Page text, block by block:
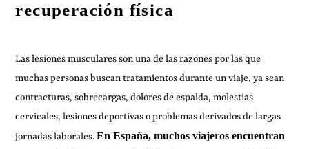
recuperación física
Las lesiones musculares son una de las razones por las que
muchas personas buscan tratamientos durante un viaje, ya sean
contracturas, sobrecargas, dolores de espalda, molestias
cervicales, lesiones deportivas o problemas derivados de largas
jornadas laborales.En España, muchos viajeros encuentran